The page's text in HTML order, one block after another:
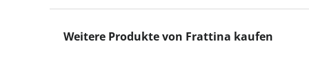
Produktgalerie überspringen
Weitere Produkte von Frattina kaufen